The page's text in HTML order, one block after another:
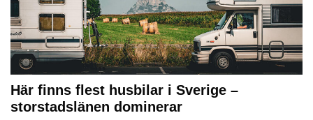
Här finns flest husbilar i Sverige –
storstadslänen dominerar